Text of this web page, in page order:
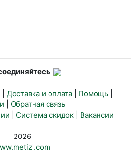
Доставка и оплата Помощь
Обратная связь
Система скидок | Вакансии
2026